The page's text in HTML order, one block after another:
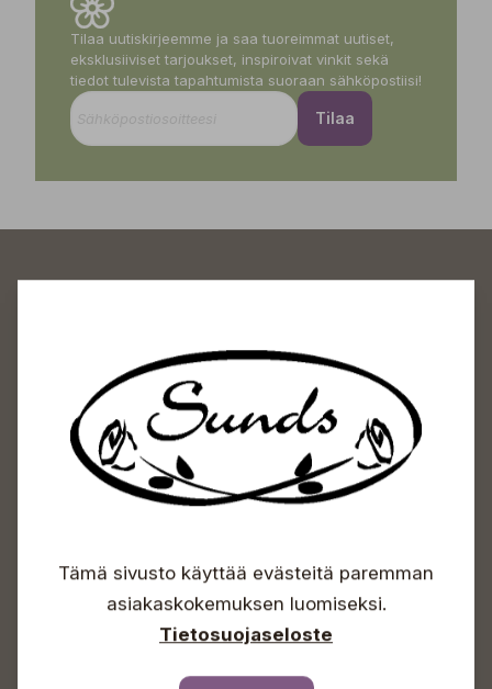
Tilaa uutiskirjeemme ja saa tuoreimmat uutiset,
eksklusiiviset tarjoukset, inspiroivat vinkit sekä
tiedot tulevista tapahtumista suoraan sähköpostiisi!
Tilaa
Sundin Puutarhakeskus
Avoinna
Arkisin 09-18
Lauantaisin 09-16
Info & vaihde
+358 50 388 9592
Tämä sivusto käyttää evästeitä paremman
asiakaskokemuksen luomiseksi.
Tietosuojaseloste